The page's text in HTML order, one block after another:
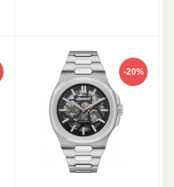
-20%